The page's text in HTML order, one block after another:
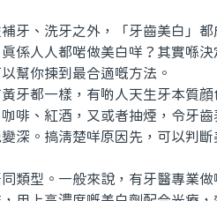
、洗牙之外，「牙齒美白」都
係人人都啱做美白咩？其實喺決
幫你揀到最合適嘅方法。
都一樣，有啲人天生牙本質顔
啡、紅酒，又或者抽煙，令牙
深。搞清楚咩原因先，可以判斷
型。一般來說，有牙醫專業做